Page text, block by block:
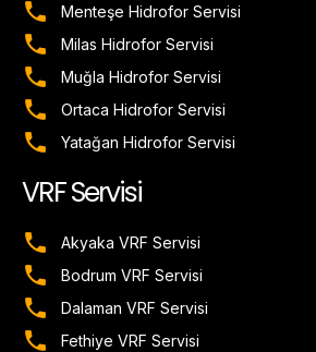
Menteşe Hidrofor Servisi
Milas Hidrofor Servisi
Muğla Hidrofor Servisi
Ortaca Hidrofor Servisi
Yatağan Hidrofor Servisi
VRF Servisi
Akyaka VRF Servisi
Bodrum VRF Servisi
Dalaman VRF Servisi
Fethiye VRF Servisi